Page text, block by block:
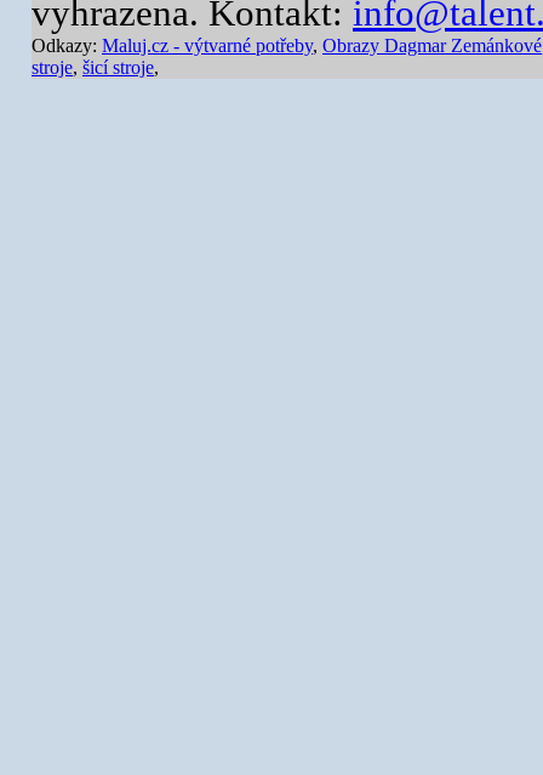
vyhrazena. Kontakt:
Odkazy: Maluj.cz - výtvarné potřeby, Obrazy Dagmar Zemánkové
stroje, šicí stroje,